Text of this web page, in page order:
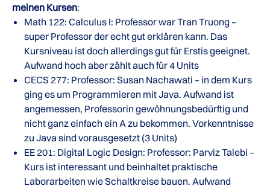
meinen Kursen:
Math 122: Calculus I: Professor war Tran Truong –
super Professor der echt gut erklären kann. Das
Kursniveau ist doch allerdings gut für Erstis geeignet.
Aufwand hoch aber zählt auch für 4 Units
CECS 277: Professor: Susan Nachawati – in dem Kurs
ging es um Programmieren mit Java. Aufwand ist
angemessen, Professorin gewöhnungsbedürftig und
nicht ganz einfach ein A zu bekommen. Vorkenntnisse
zu Java sind vorausgesetzt (3 Units)
EE 201: Digital Logic Design: Professor: Parviz Talebi –
Kurs ist interessant und beinhaltet praktische
Laborarbeiten wie Schaltkreise bauen. Aufwand